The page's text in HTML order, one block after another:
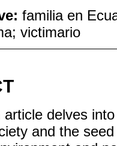
familia en
victimario
delves
and the